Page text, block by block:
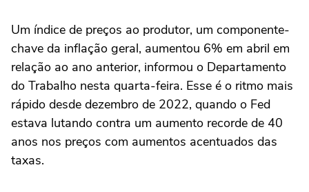
Um índice de preços ao produtor, um componente-
chave da inflação geral, aumentou 6% em abril em
relação ao ano anterior, informou o Departamento
do Trabalho nesta quarta-feira. Esse é o ritmo mais
rápido desde dezembro de 2022, quando o Fed
estava lutando contra um aumento recorde de 40
anos nos preços com aumentos acentuados das
taxas.